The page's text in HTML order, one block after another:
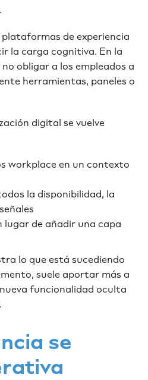
de experiencia
la carga cognitiva. En la
obligar a los empleados a
herramientas, paneles o
digital se vuelve
workplace en un contexto
la disponibilidad, la
lugar de añadir una capa
lo que está sucediendo
suele aportar más a
funcionalidad oculta
se